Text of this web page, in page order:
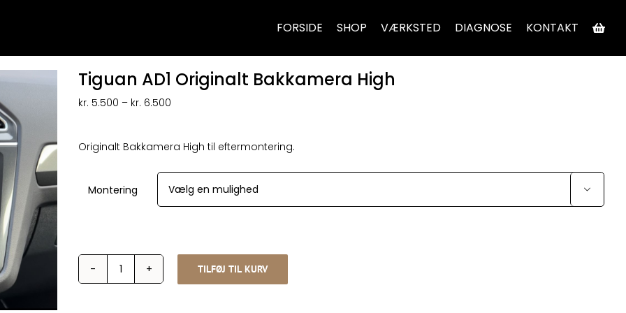
FORSIDE SHOP VÆRKSTED DIAGNOSE KONTAKT
Tiguan AD1 Originalt Bakkamera High
kr. 5.500 – kr. 6.500
kr. 6.500
Originalt Bakkamera High til eftermontering.
Montering 
Tiguan
TILFØJ TIL KURV